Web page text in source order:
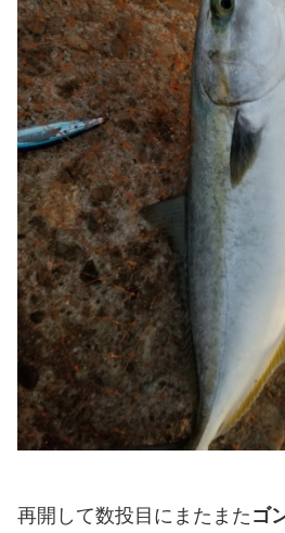
再開して数投目にまたまた ゴ